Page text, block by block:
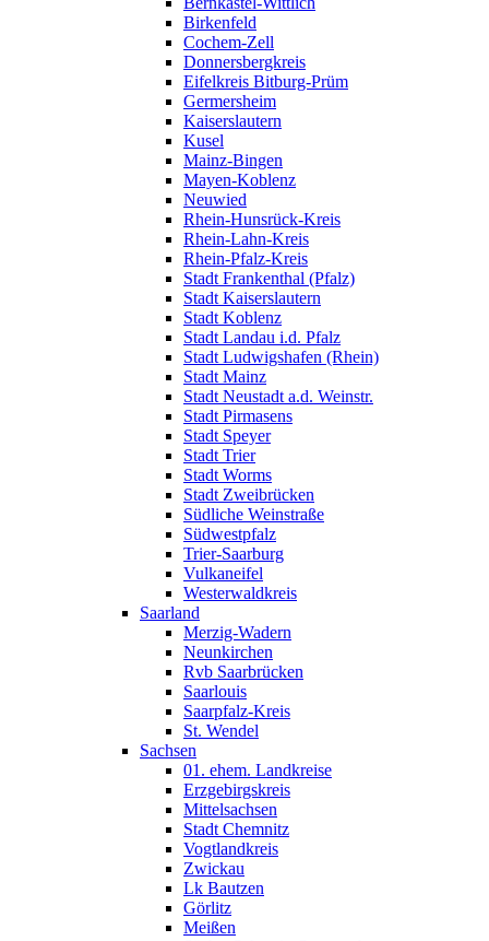
Birkenfeld
Cochem-Zell
Donnersbergkreis
Eifelkreis Bitburg-Prüm
Germersheim
Kaiserslautern
Kusel
Mainz-Bingen
Mayen-Koblenz
Neuwied
Rhein-Hunsrück-Kreis
Rhein-Lahn-Kreis
Rhein-Pfalz-Kreis
Stadt Frankenthal (Pfalz)
Stadt Kaiserslautern
Stadt Koblenz
Stadt Landau i.d. Pfalz
Stadt Ludwigshafen (Rhein)
Stadt Mainz
Stadt Neustadt a.d. Weinstr.
Stadt Pirmasens
Stadt Speyer
Stadt Trier
Stadt Worms
Stadt Zweibrücken
Südliche Weinstraße
Südwestpfalz
Trier-Saarburg
Vulkaneifel
Westerwaldkreis
Saarland
Merzig-Wadern
Neunkirchen
Rvb Saarbrücken
Saarlouis
Saarpfalz-Kreis
St. Wendel
Sachsen
01. ehem. Landkreise
Erzgebirgskreis
Mittelsachsen
Stadt Chemnitz
Vogtlandkreis
Zwickau
Lk Bautzen
Görlitz
Meißen